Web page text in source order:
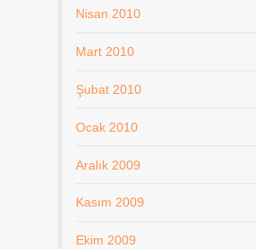
Nisan 2010
Mart 2010
Şubat 2010
Ocak 2010
Aralık 2009
Kasım 2009
Ekim 2009